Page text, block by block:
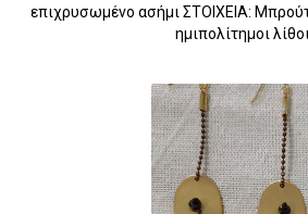
επιχρυσωμένο ασήμι ΣΤΟΙΧΕΙΑ:
ημιπολίτημοι λίθοι.